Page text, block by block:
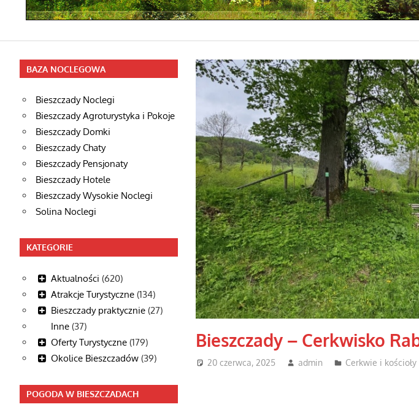
Bieszczady – Cerkwisko
20 czerwca, 2025 admin Cerkwie i kościoły
BAZA NOCLEGOWA
Bieszczady Noclegi
Bieszczady Agroturystyka i Pokoje
Bieszczady Domki
Bieszczady Chaty
Bieszczady Pensjonaty
Bieszczady Hotele
Bieszczady Wysokie Noclegi
Solina Noclegi
KATEGORIE
Aktualności (620)
Atrakcje Turystyczne(134)
Bieszczady praktycznie(27)
Inne(37)
Oferty Turystyczne(179)
Okolice Bieszczadów(39)
POGODA W BIESZCZADACH